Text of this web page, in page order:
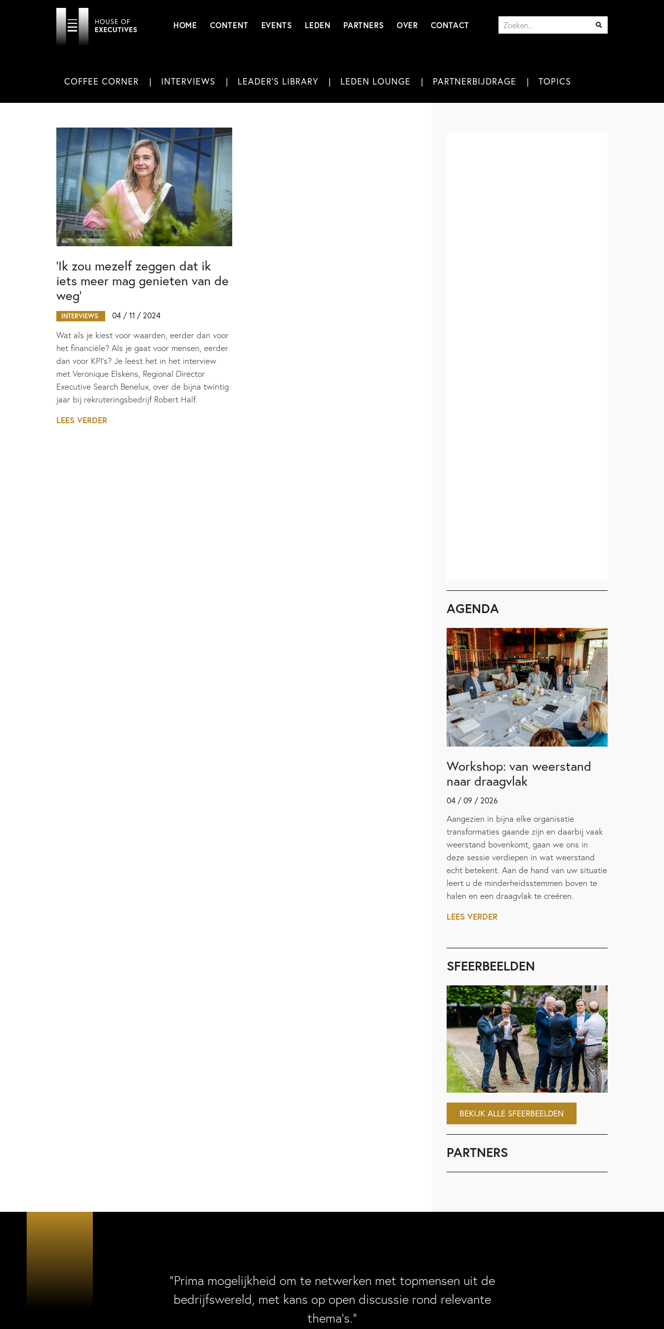
HOME CONTENT EVENTS LEDEN PARTNERS OVER CONTACT
COFFEE CORNER INTERVIEWS LEADER'S LIBRARY LEDEN LOUNGE PARTNERBIJDRAGE TOPICS
‘Ik zou mezelf zeggen dat ik
iets meer mag genieten van de
weg’
INTERVIEWS 04 / 11 / 2024
Wat als je kiest voor waarden, eerder dan voor
het financiële? Als je gaat voor mensen, eerder
dan voor KPI’s? Je leest het in het interview
met Veronique Elskens, Regional Director
Executive Search Benelux, over de bijna twintig
jaar bij rekruteringsbedrijf Robert Half.
LEES VERDER
AGENDA
Workshop: van weerstand
naar draagvlak
04 / 09 / 2026
Aangezien in bijna elke organisatie
transformaties gaande zijn en daarbij vaak
weerstand bovenkomt, gaan we ons in
deze sessie verdiepen in wat weerstand
echt betekent. Aan de hand van uw situatie
leert u de minderheidsstemmen boven te
halen en een draagvlak te creëren.
LEES VERDER
SFEERBEELDEN
BEKIJK ALLE SFEERBEELDEN
PARTNERS
“Prima mogelijkheid om te netwerken met topmensen uit de
bedrijfswereld, met kans op open discussie rond relevante
thema’s.”